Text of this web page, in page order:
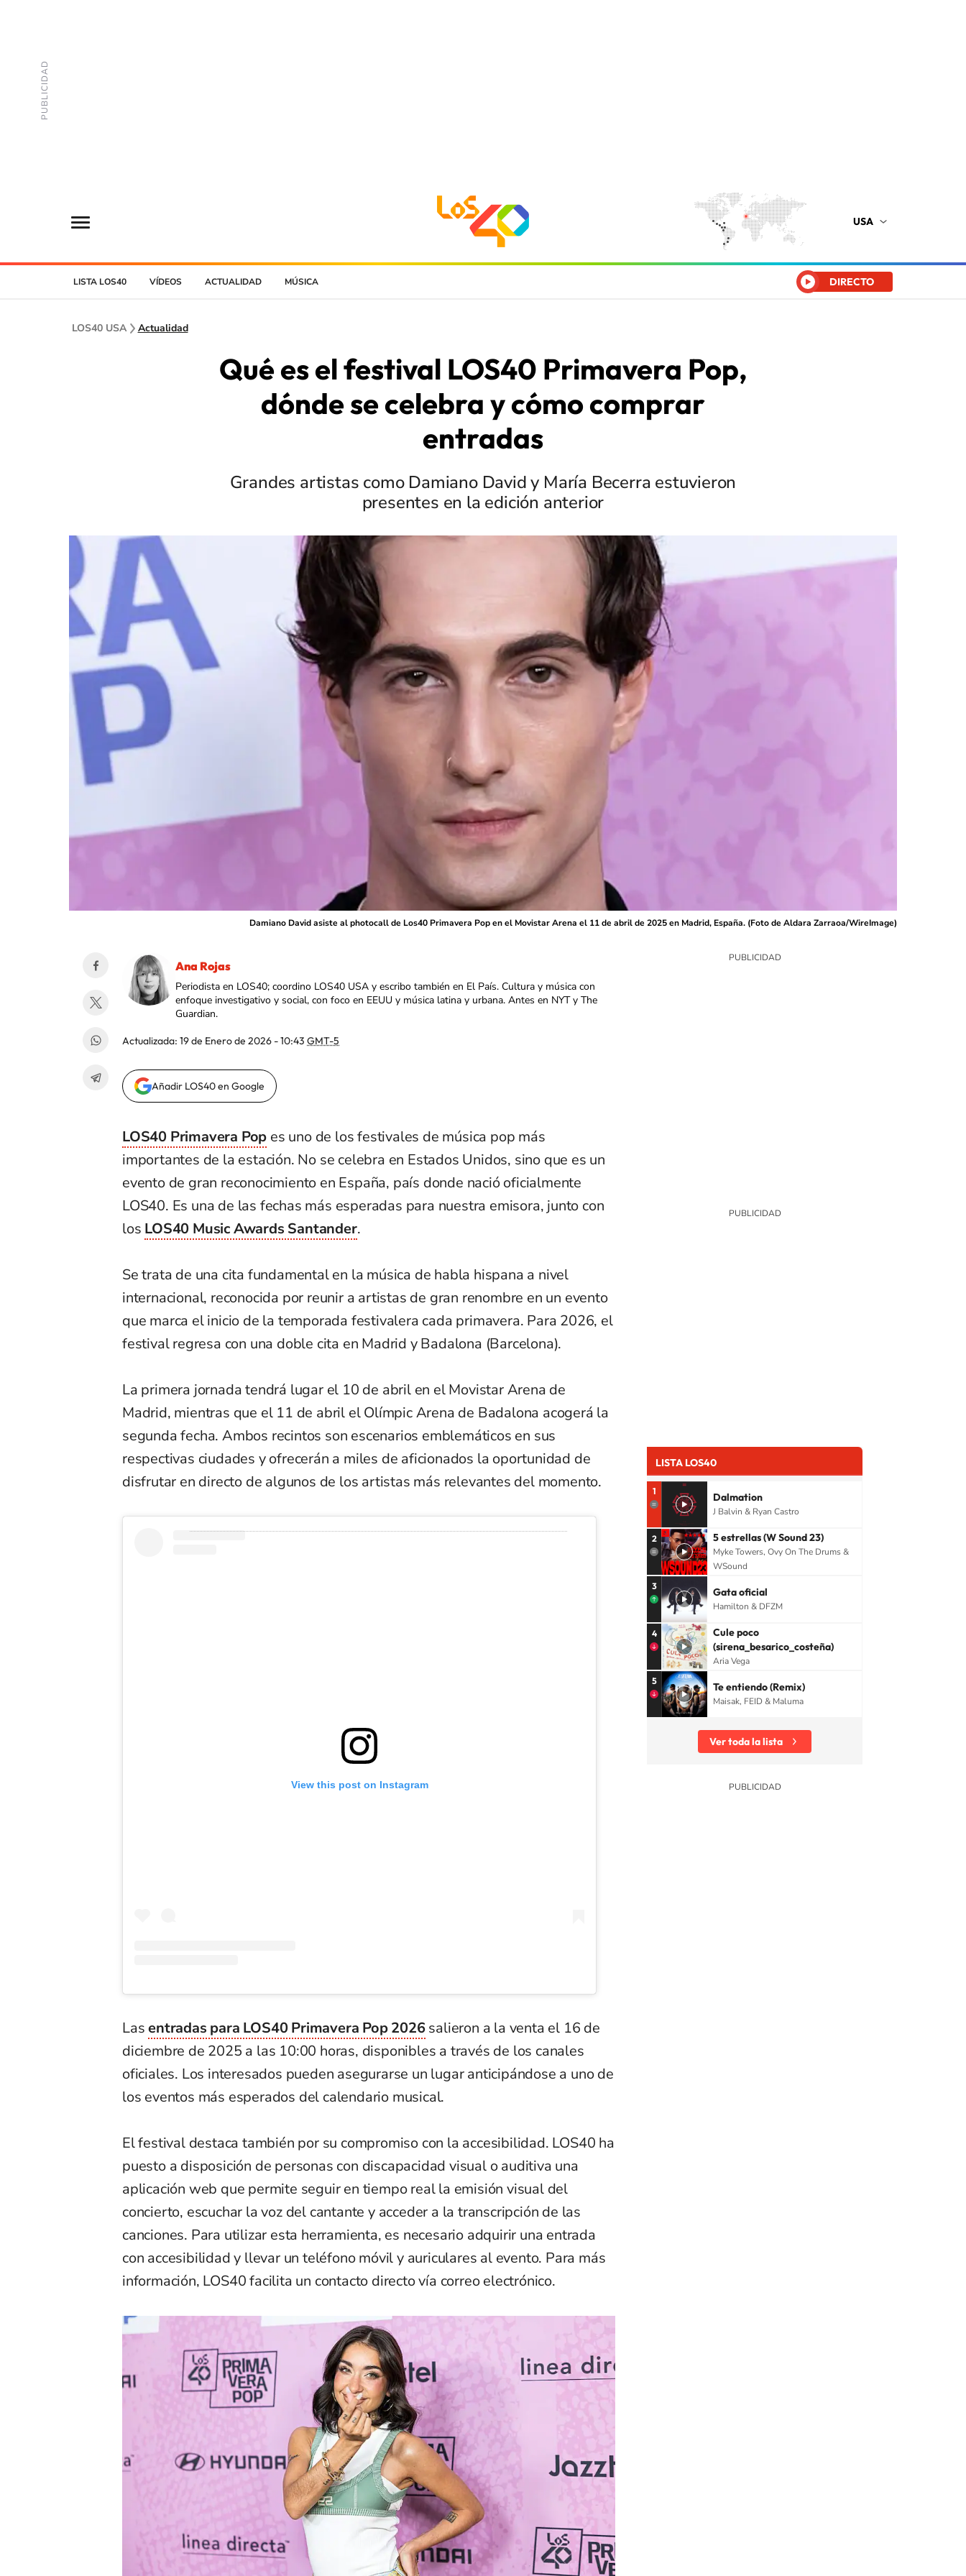
USA
LISTA LOS40 VÍDEOS ACTUALIDAD MÚSICA DIRECTO
LOS40 USA Actualidad
Qué es el festival LOS40 Primavera Pop,
dónde se celebra y cómo comprar
entradas
Grandes artistas como Damiano David y María Becerra estuvieron
presentes en la edición anterior
Damiano David asiste al photocall de Los40 Primavera Pop en el Movistar Arena el 11 de abril de 2025 en Madrid, España. (Foto de Aldara Zarraoa/WireImage)
Ana Rojas
Periodista en LOS40; coordino LOS40 USA y escribo también en El País. Cultura y música con
enfoque investigativo y social, con foco en EEUU y música latina y urbana. Antes en NYT y The
Guardian.
Actualizada: 19 de Enero de 2026 - 10:43 GMT-5
Añadir LOS40 en Google
LOS40 Primavera Pop es uno de los festivales de música pop más
importantes de la estación. No se celebra en Estados Unidos, sino que es un
evento de gran reconocimiento en España, país donde nació oficialmente
LOS40. Es una de las fechas más esperadas para nuestra emisora, junto con
los LOS40 Music Awards Santander.
Se trata de una cita fundamental en la música de habla hispana a nivel
internacional, reconocida por reunir a artistas de gran renombre en un evento
que marca el inicio de la temporada festivalera cada primavera. Para 2026, el
festival regresa con una doble cita en Madrid y Badalona (Barcelona).
La primera jornada tendrá lugar el 10 de abril en el Movistar Arena de
Madrid, mientras que el 11 de abril el Olímpic Arena de Badalona acogerá la
segunda fecha. Ambos recintos son escenarios emblemáticos en sus
respectivas ciudades y ofrecerán a miles de aficionados la oportunidad de
disfrutar en directo de algunos de los artistas más relevantes del momento.
View this post on Instagram
Lasentradas para LOS40 Primavera Pop 2026salieron a la venta el 16 de
diciembre de 2025 a las 10:00 horas, disponibles a través de los canales
oficiales. Los interesados pueden asegurarse un lugar anticipándose a uno de
los eventos más esperados del calendario musical.
El festival destaca también por su compromiso con la accesibilidad. LOS40 ha
puesto a disposición de personas con discapacidad visual o auditiva una
aplicación web que permite seguir en tiempo real la emisión visual del
concierto, escuchar la voz del cantante y acceder a la transcripción de las
canciones. Para utilizar esta herramienta, es necesario adquirir una entrada
con accesibilidad y llevar un teléfono móvil y auriculares al evento. Para más
información, LOS40 facilita un contacto directo vía correo electrónico.
LISTA LOS40
1 Dalmation
J Balvin & Ryan Castro
2 5 estrellas (W Sound 23)
Myke Towers, Ovy On The Drums &
WSound
3 Gata oficial
Hamilton & DFZM
4
Cule poco
(sirena_besarico_costeña)
Aria Vega
5 Te entiendo (Remix)
Maisak, FEID & Maluma
Ver toda la lista